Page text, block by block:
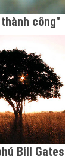
công"
Bill Gates